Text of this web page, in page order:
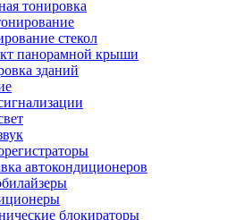
тонировка
стекол
панорамной крыши
зданий
автокондиционеров
блокираторы